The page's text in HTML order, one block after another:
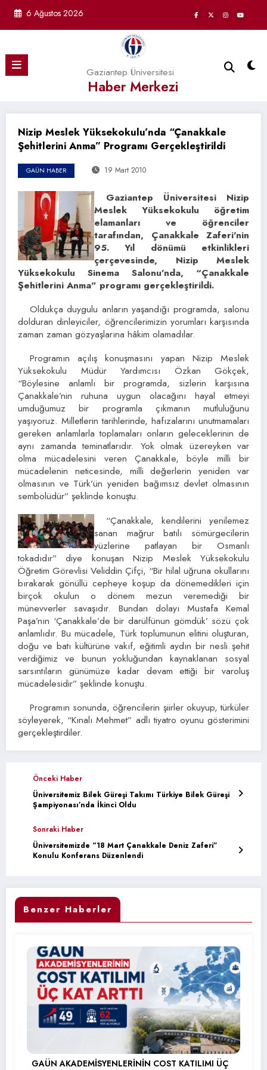
6 Ağustos 2026
Gaziantep Üniversitesi
Haber Merkezi
Nizip Meslek Yüksekokulu’nda “Çanakkale
Şehitlerini Anma” Programı Gerçekleştirildi
GAÜN HABER 19 Mart 2010
Gaziantep Üniversitesi Nizip
Meslek Yüksekokulu öğretim
elamanları ve öğrenciler
tarafından, Çanakkale Zaferi’nin
95. Yıl dönümü etkinlikleri
çerçevesinde, Nizip Meslek
Yüksekokulu Sinema Salonu’nda, “Çanakkale
Şehitlerini Anma” programı gerçekleştirildi.
Oldukça duygulu anların yaşandığı programda, salonu
dolduran dinleyiciler, öğrencilerimizin yorumları karşısında
zaman zaman gözyaşlarına hâkim olamadılar.
Programın açılış konuşmasını yapan Nizip Meslek
Yüksekokulu Müdür Yardımcısı Özkan Gökçek,
“Böylesine anlamlı bir programda, sizlerin karşısına
Çanakkale’nin ruhuna uygun olacağını hayal etmeyi
umduğumuz bir programla çıkmanın mutluluğunu
yaşıyoruz. Milletlerin tarihlerinde, hafızalarını unutmamaları
gereken anlamlarla toplamaları onların geleceklerinin de
aynı zamanda teminatlarıdır. Yok olmak üzereyken var
olma mücadelesini veren Çanakkale, böyle milli bir
mücadelenin neticesinde, milli değerlerin yeniden var
olmasının ve Türk’ün yeniden bağımsız devlet olmasının
sembolüdür” şeklinde konuştu.
“Çanakkale, kendilerini yenilemez
sanan mağrur batılı sömürgecilerin
yüzlerine patlayan bir Osmanlı
tokadıdır” diye konuşan Nizip Meslek Yüksekokulu
Öğretim Görevlisi Veliddin Çifçi, “Bir hilal uğruna okullarını
bırakarak gönüllü cepheye koşup da dönemedikleri için
birçok okulun o dönem mezun veremediği bir
münevverler savaşıdır. Bundan dolayı Mustafa Kemal
Paşa’nın ‘Çanakkale’de bir darülfünun gömdük’ sözü çok
anlamlıdır. Bu mücadele, Türk toplumunun elitini oluşturan,
doğu ve batı kültürüne vakıf, eğitimli aydın bir nesli şehit
verdiğimiz ve bunun yokluğundan kaynaklanan sosyal
sarsıntıların günümüze kadar devam ettiği bir varoluş
mücadelesidir” şeklinde konuştu.
Programın sonunda, öğrencilerin şiirler okuyup, türküler
söyleyerek, “Kınalı Mehmet” adlı tiyatro oyunu gösterimini
gerçekleştirdiler.
Önceki Haber
Üniversitemiz Bilek Güreşi Takımı Türkiye Bilek Güreşi
Şampiyonası’nda İkinci Oldu
Sonraki Haber
Üniversitemizde “18 Mart Çanakkale Deniz Zaferi”
Konulu Konferans Düzenlendi
Benzer Haberler
GAÜN AKADEMİSYENLERİNİN COST KATILIMI ÜÇ